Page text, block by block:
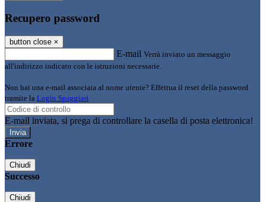
Recupero password
button close ×
E-mail Verrà inviato un messaggio
all'indirizzo indicato con le istruzioni necessarie.
Non hai una e-mail associata al nome utente? Effettua il reset della password
tramite la Login Spaggiari
E-mail inviata, si prega di controllare la casella di posta elettronica!
Errore
Chiudi
Successo
Chiudi